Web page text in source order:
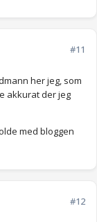
#11
her jeg, som
akkurat der jeg
med bloggen
#12